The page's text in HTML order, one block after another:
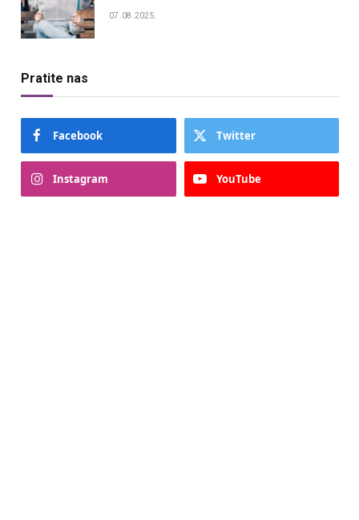
07.08.2025.
Pratite nas
Facebook Twitter
Instagram YouTube